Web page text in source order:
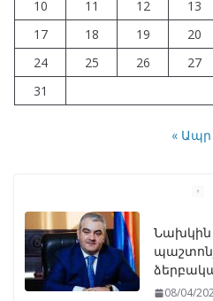
10
11 12 13
17
18 19 20
24
25 26 27
31
« Ապր
08/04/